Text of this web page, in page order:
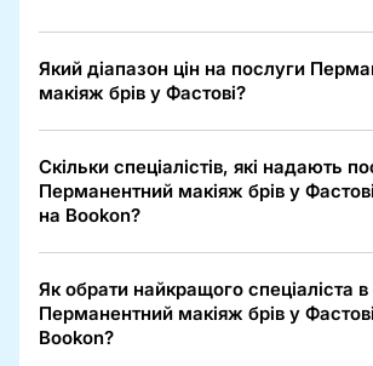
Який діапазон цін на послуги
макіяж брів у Фастові?
Скільки спеціалістів, які надають
Перманентний макіяж брів у
на Bookon?
Як обрати найкращого спеціаліста в
Перманентний макіяж брів у
Bookon?